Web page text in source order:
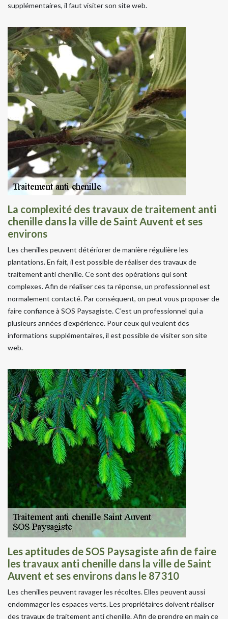
supplémentaires, il faut visiter son site web.
La complexité des travaux de traitement anti
chenille dans la ville de Saint Auvent et ses
environs
Les chenilles peuvent détériorer de manière régulière les
plantations. En fait, il est possible de réaliser des travaux de
traitement anti chenille. Ce sont des opérations qui sont
complexes. Afin de réaliser ces ta réponse, un professionnel est
normalement contacté. Par conséquent, on peut vous proposer de
faire confiance à SOS Paysagiste. C'est un professionnel qui a
plusieurs années d'expérience. Pour ceux qui veulent des
informations supplémentaires, il est possible de visiter son site
web.
Les aptitudes de SOS Paysagiste afin de faire
les travaux anti chenille dans la ville de Saint
Auvent et ses environs dans le 87310
Les chenilles peuvent ravager les récoltes. Elles peuvent aussi
endommager les espaces verts. Les propriétaires doivent réaliser
des travaux de traitement anti chenille. Afin de prendre en main ce